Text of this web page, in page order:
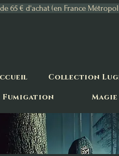
65 € d'achat (en France
Collection
Fumigation